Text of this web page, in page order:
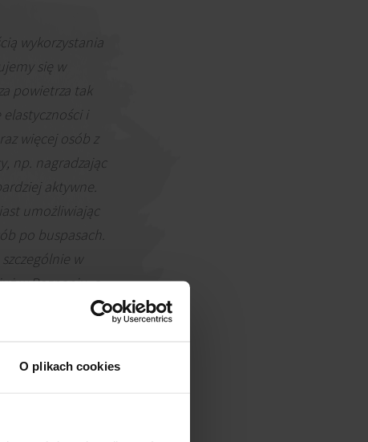
O plikach cookies
wykorzystania
się w
powietrza tak
i
więcej osób z
np. nagradzając
aktywne.
umożliwiając
po buspasach.
w
w Poznaniu, a